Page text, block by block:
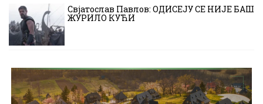
Свјатослав Павлов: ОДИСЕЈУ СЕ НИЈЕ БАШ
ЖУРИЛО КУЋИ